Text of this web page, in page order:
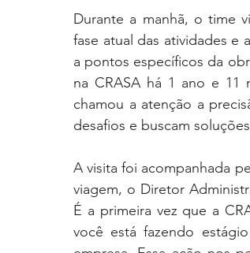
Durante a manhã, o time
fase atual das atividades e
a pontos específicos da
na CRASA há 1 ano e 11
chamou a atenção a
desafios e buscam
A visita foi acompanhada
viagem, o Diretor
É a primeira vez que a
você está fazendo